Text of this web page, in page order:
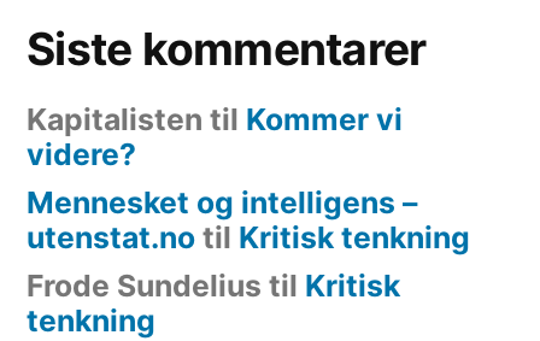
Siste kommentarer
Kapitalisten til Kommer vi
videre?
Mennesket og intelligens –
utenstat.no til Kritisk tenkning
Frode Sundelius til Kritisk
tenkning